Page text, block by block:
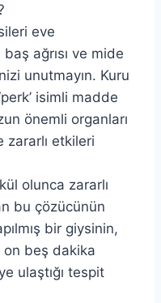
eve
ağrısı ve mide
unutmayın. Kuru
isimli madde
önemli organları
etkileri
olunca zararlı
bu çözücünün
bir giysinin,
on beş dakika
ulaştığı tespit